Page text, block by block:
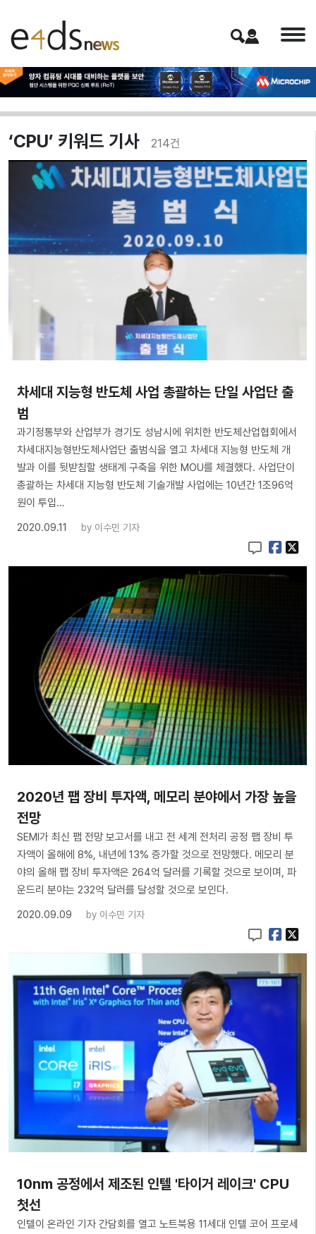
‘CPU’ 키워드 기사 214건
차세대 지능형 반도체 사업 총괄하는 단일 사업단 출
범
과기정통부와 산업부가 경기도 성남시에 위치한 반도체산업협회에서
차세대지능형반도체사업단 출범식을 열고 차세대 지능형 반도체 개
발과 이를 뒷받침할 생태계 구축을 위한 MOU를 체결했다. 사업단이
총괄하는 차세대 지능형 반도체 기술개발 사업에는 10년간 1조96억
원이 투입…
2020.09.11
by 이수민 기자
2020년 팹 장비 투자액, 메모리 분야에서 가장 높을
전망
SEMI가 최신 팹 전망 보고서를 내고 전 세계 전처리 공정 팹 장비 투
자액이 올해에 8%, 내년에 13% 증가할 것으로 전망했다. 메모리 분
야의 올해 팹 장비 투자액은 264억 달러를 기록할 것으로 보이며, 파
운드리 분야는 232억 달러를 달성할 것으로 보인다.
2020.09.09
by 이수민 기자
10nm 공정에서 제조된 인텔 '타이거 레이크' CPU
첫선
인텔이 온라인 기자 간담회를 열고 노트북용 11세대 인텔 코어 프로세